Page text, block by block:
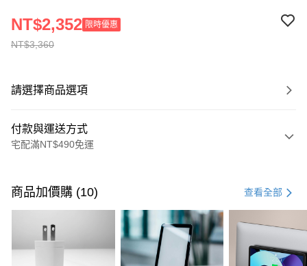
NT$3,360
NT$2,352 限時優惠
請選擇商品選項
付款與運送方式
宅配滿NT$490免運
信用卡一次付款
3 期 0 利率 每期 NT$952
第一商業銀行
NT$476 21家銀行
商品加價購 (10) 查看全部